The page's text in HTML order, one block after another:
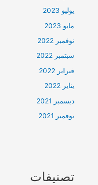
يوليو 2023
مايو 2023
نوفمبر 2022
سبتمبر 2022
فبراير 2022
يناير 2022
ديسمبر 2021
نوفمبر 2021
تصنيفات